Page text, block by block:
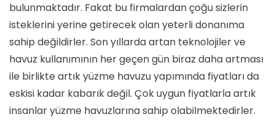
bulunmaktadır. Fakat bu firmalardan çoğu sizlerin
isteklerini yerine getirecek olan yeterli donanıma
sahip değildirler. Son yıllarda artan teknolojiler ve
havuz kullanımının her geçen gün biraz daha artması
ile birlikte artık yüzme havuzu yapımında fiyatları da
eskisi kadar kabarık değil. Çok uygun fiyatlarla artık
insanlar yüzme havuzlarına sahip olabilmektedirler.